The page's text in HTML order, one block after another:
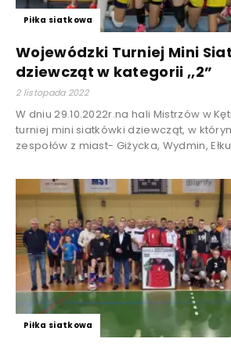
Piłka siatkowa
Wojewódzki Turniej Mini
dziewcząt w kategorii ,,2”
2 listopada 2022
W dniu 29.10.2022r.na hali Mistrzów w
turniej mini siatkówki dziewcząt, w
zespołów z miast- Giżycka, Wydmin,
Piłka siatkowa